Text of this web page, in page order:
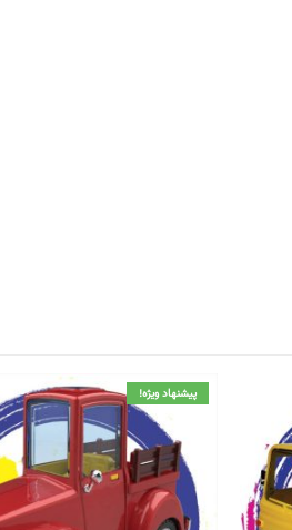
پیشنهاد ویژه!